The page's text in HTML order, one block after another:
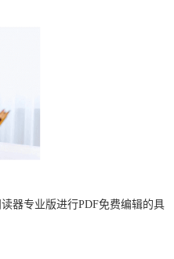
器专业版进行PDF免费编辑的具